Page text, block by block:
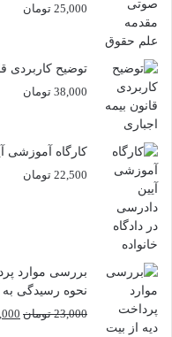
25,000 تومان
توضیح کاربردی
38,000 تومان
کارگاه آموزشی
22,500 تومان
بررسی موارد
نحوه رسیدگی به
23,000 تومان